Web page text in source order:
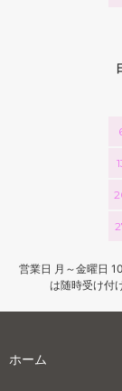
営業日 月～金曜日
は随時受け付
ホーム